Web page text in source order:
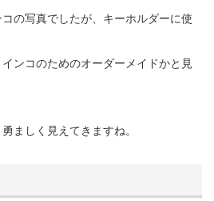
の写真でしたが、キーホルダーに使
ンコのためのオーダーメイドかと見
ましく見えてきますね。